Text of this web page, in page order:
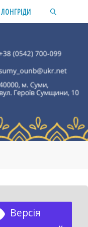
ЛОНГРІДИ
Версія